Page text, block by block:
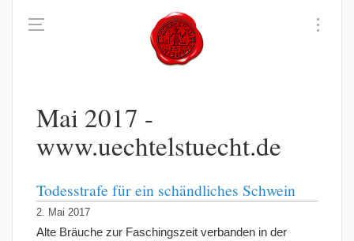
Mai 2017 -
www.uechtelstuecht.de
Todesstrafe für ein schändliches Schwein
2. Mai 2017
Alte Bräuche zur Faschingszeit verbanden in der